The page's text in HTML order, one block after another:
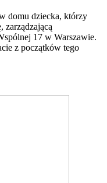
domu dziecka, którzy
zarządzającą
17 w Warszawie.
z początków tego